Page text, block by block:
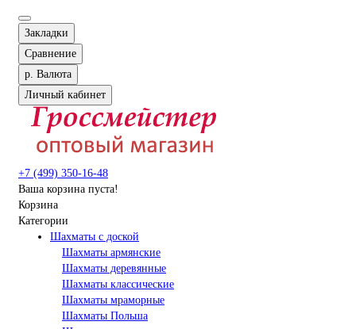
Закладки
Сравнение
р. Валюта
Личный кабинет
+7 (499) 350-16-48
Ваша корзина пуста!
Корзина
Категории
Шахматы с доской
Шахматы армянские
Шахматы деревянные
Шахматы классические
Шахматы мраморные
Шахматы Польша